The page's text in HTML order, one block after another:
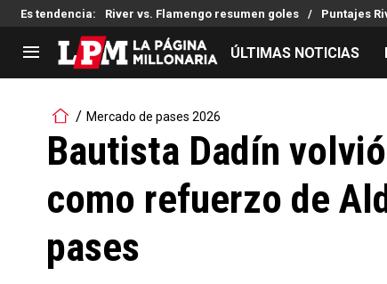
Es tendencia: River vs. Flamengo resumen goles Puntajes
LIGA PROFESIONAL
Noticias
Tabla de posiciones
Reserva
Copa Sudamericana
Copa Argentina
Selección Argentina
ÚLTIMAS NOTICIAS
Mercado de pases 2026
Bautista Dadín
como refuerzo de
pases